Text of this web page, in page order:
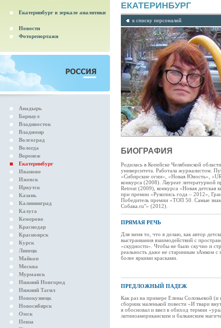
Екатеринбург в зеркале аналитики
Новости
Фоторепортажи
Анадырь
Барнаул
Владивосток
Владимир
Волгоград
Вологда
Воронеж
Екатеринбург
Иваново
Ижевск
Иркутск
Казань
Калининград
Калуга
Кемерово
Краснодар
Красноярск
Курск
Липецк
Майкоп
Москва
Мурманск
Нижний Новгород
Нижний Тагил
Новокузнецк
Новосибирск
Омск
Пенза
ЕКАТЕРИНБУРГ
к списку персоналий
БИОГРАФИЯ
Родилась в Копейске Челябинской
университета. Работала журналистом.
«Сибирские огни», «Новая Юность»,
конкурса (2008). Лауреат
Retreat (2009), конкурса «Новая детская
при премии «Рукопись года – 2012»,
Победитель премии «ТОП 50. Самые
Собака.ru"» (2012).
ПРЯМАЯ РЕЧЬ
Для меня то, что я делаю, как автор
выстраивания взаимодействий с
«скудности». Чтобы не было скучно и
реальность даже не старинным зАмком
более яркими красками.
ПРЕДЛОЖНЫЙ ПАДЕЖ
Как раз на примере Елены Соловьевой
сборник маленькой повести «И твари
я обосновал и ввел в обиход термин
латиноамериканским и балканским